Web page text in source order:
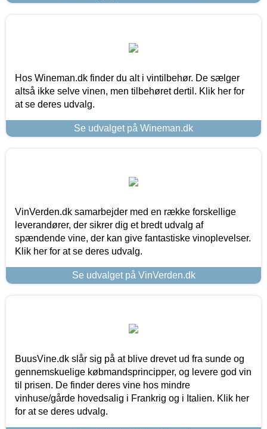
Hos Wineman.dk finder du alt i vintilbehør. De sælger
altså ikke selve vinen, men tilbehøret dertil. Klik her for
at se deres udvalg.
Se udvalget på Wineman.dk
VinVerden.dk samarbejder med en række forskellige
leverandører, der sikrer dig et bredt udvalg af
spændende vine, der kan give fantastiske vinoplevelser.
Klik her for at se deres udvalg.
Se udvalget på VinVerden.dk
BuusVine.dk slår sig på at blive drevet ud fra sunde og
gennemskuelige købmandsprincipper, og levere god vin
til prisen. De finder deres vine hos mindre
vinhuse/gårde hovedsalig i Frankrig og i Italien. Klik her
for at se deres udvalg.